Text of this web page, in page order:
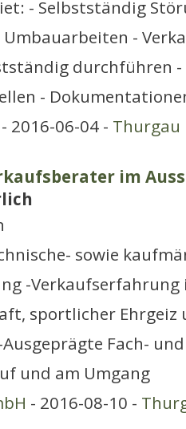
- Selbstständig
-
durchführen
-
- 2016-06-04 - Thurgau
im
sowie
-Verkaufserfahrung
sportlicher Ehrgeiz
Fach-
und am Umgang
- 2016-08-10 -